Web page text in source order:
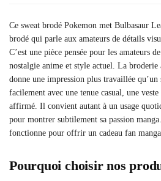
Ce sweat brodé Pokemon met Bulbasaur
brodé qui parle aux amateurs de détails
C’est une pièce pensée pour les amateurs
nostalgie anime et style actuel. La
donne une impression plus travaillée
facilement avec une tenue casual, une
affirmé. Il convient autant à un usage
pour montrer subtilement sa passion
fonctionne pour offrir un cadeau fan manga
Pourquoi choisir nos